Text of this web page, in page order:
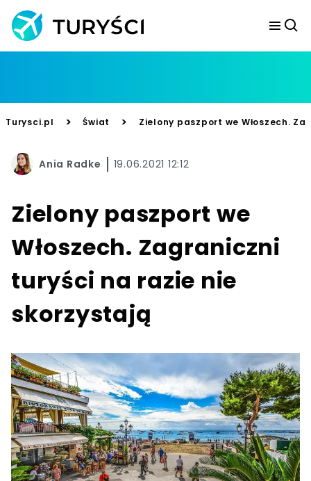
Turysci.pl > Świat > Zielony paszport we Włoszech.
Ania Radke 19.06.2021 12:12
Zielony paszport we
Włoszech. Zagraniczni
turyści na razie nie
skorzystają